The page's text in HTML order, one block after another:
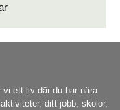
vi ett liv där du har nära
ditt jobb, skolor,